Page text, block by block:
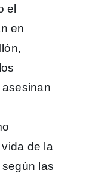
el
en
de la
las